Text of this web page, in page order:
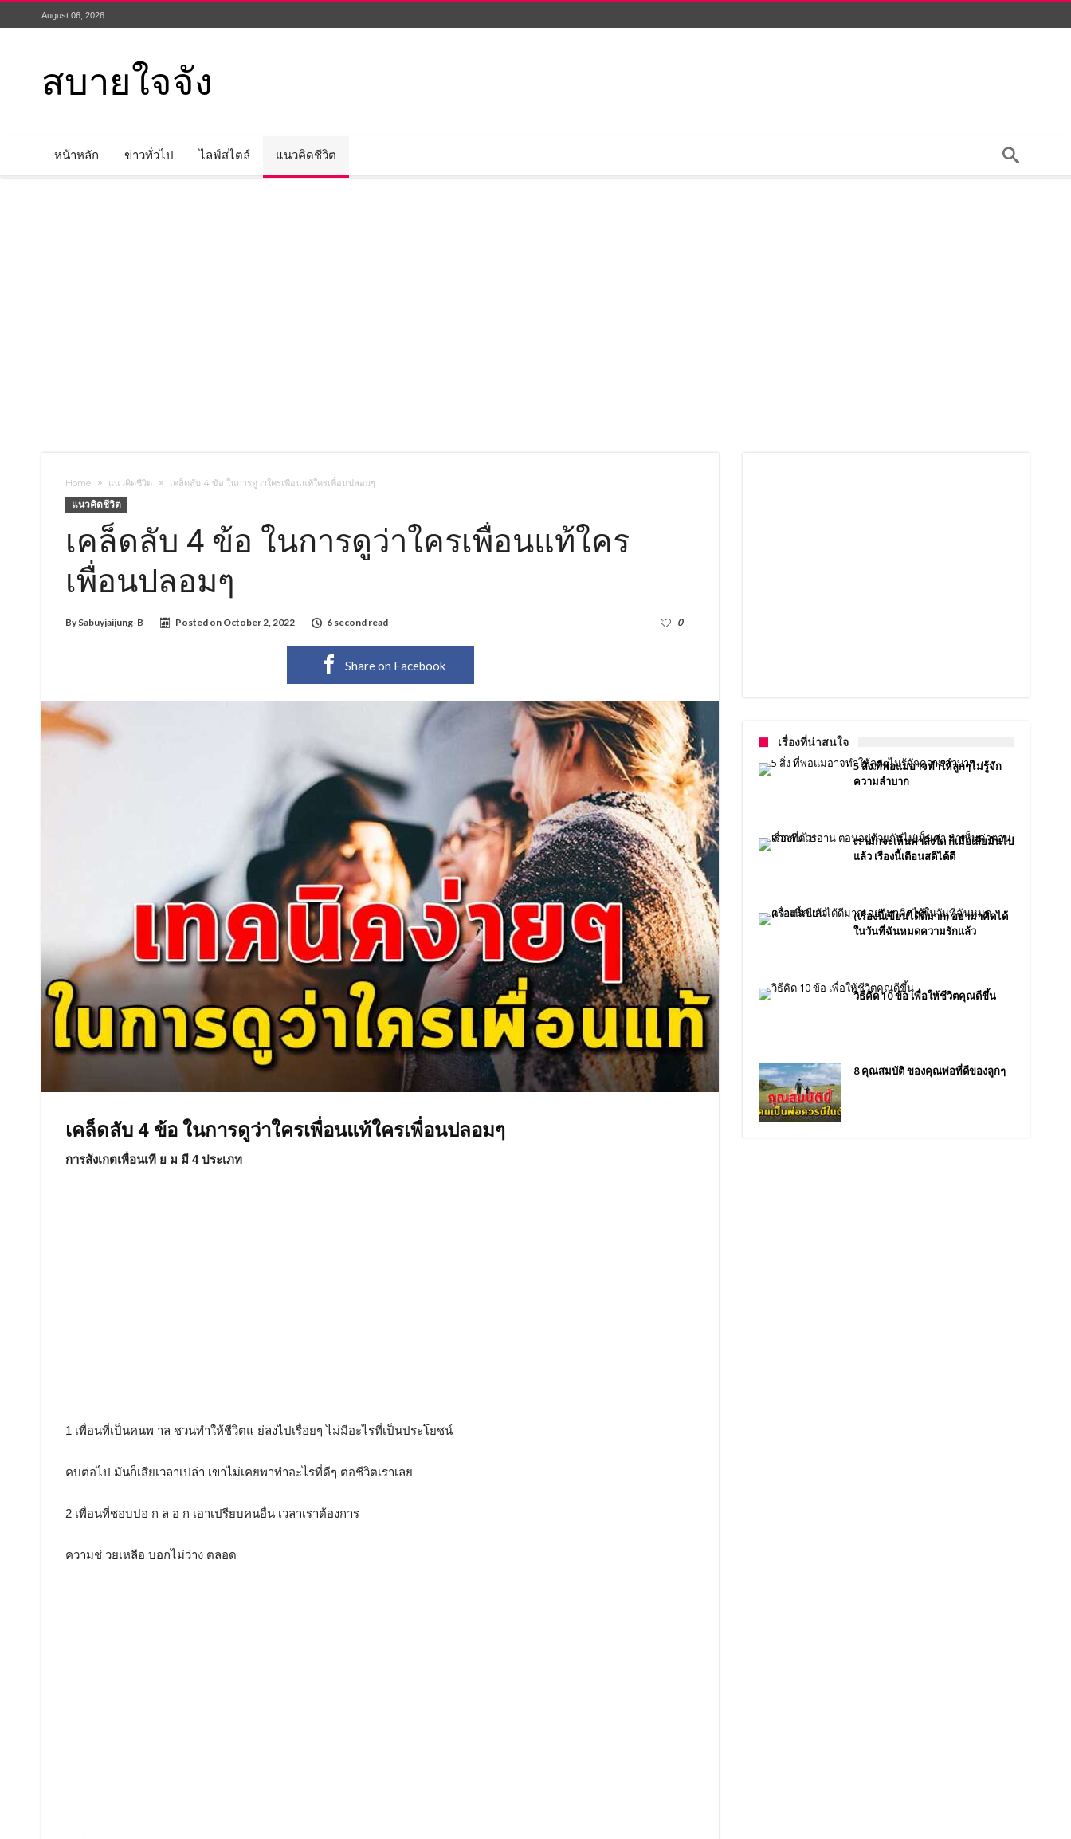
August 06, 2026
สบายใจจัง
หน้าหลัก ข่าวทั่วไป ไลฟ์สไตล์ แนวคิดชีวิต
Home แนวคิดชีวิต เคล็ดลับ 4 ข้อ ในการดูว่าใครเพื่อนแท้ใครเพื่อนปลอมๆ
แนวคิดชีวิต
เคล็ดลับ 4 ข้อ ในการดูว่าใครเพื่อนแท้ใคร
เพื่อนปลอมๆ
By Sabuyjaijung-B Posted on October 2, 2022 6 second read 0
Share on Facebook
เคล็ดลับ 4 ข้อ ในการดูว่าใครเพื่อนแท้ใครเพื่อนปลอมๆ
การสังเกตเพื่อนเที ย ม มี 4 ประเภท
1 เพื่อนที่เป็นคนพ าล ชวนทำให้ชีวิตแ ย่ลงไปเรื่อยๆ ไม่มีอะไรที่เป็นประโยชน์
คบต่อไป มันก็เสียเวลาเปล่า เขาไม่เคยพาทำอะไรที่ดีๆ ต่อชีวิตเราเลย
2 เพื่อนที่ชอบปอ ก ล อ ก เอาเปรียบคนอื่น เวลาเราต้องการ
ความช่ วยเหลือ บอกไม่ว่าง ตลอด
เรื่องที่น่าสนใจ
5 สิ่ง ที่พ่อแม่อาจทำให้ลูกๆไม่รู้จัก
ความลำบาก
เรามักจะเห็นค่าสิ่งใด ก็เมื่อเสียมันไป
แล้ว เรื่องนี้เตือนสติได้ดี
(เรื่องนี้เขียนได้ดีมาก) อย่ามาคิดได้
ในวันที่ฉันหมดความรักแล้ว
วิธีคิด 10 ข้อ เพื่อให้ชีวิตคุณดีขึ้น
8 คุณสมบัติ ของคุณพ่อที่ดีของลูกๆ